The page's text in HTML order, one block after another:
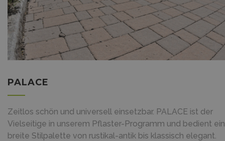
PALACE
Zeitlos schön und universell einsetzbar. PALACE ist der
Vielseitige in unserem Pflaster-Programm und bedient
breite Stilpalette von rustikal-antik bis klassisch elegant.